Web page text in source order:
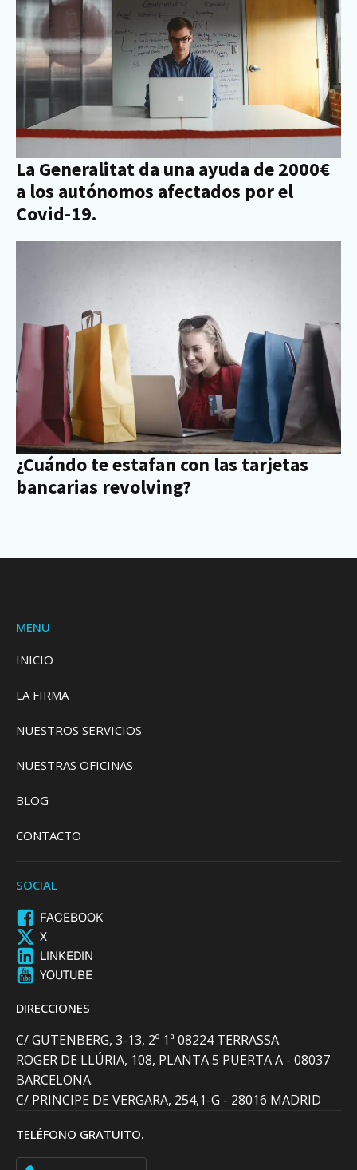
La Generalitat da una ayuda de 2000€
a los autónomos afectados por el
Covid-19.
¿Cuándo te estafan con las tarjetas
bancarias revolving?
MENU
INICIO
LA FIRMA
NUESTROS SERVICIOS
NUESTRAS OFICINAS
BLOG
CONTACTO
SOCIAL
FACEBOOK
X
LINKEDIN
YOUTUBE
DIRECCIONES
C/ GUTENBERG, 3-13, 2º 1ª 08224 TERRASSA.
ROGER DE LLÚRIA, 108, PLANTA 5 PUERTA A - 08037
BARCELONA.
C/ PRINCIPE DE VERGARA, 254,1-G - 28016 MADRID
TELÉFONO GRATUITO.